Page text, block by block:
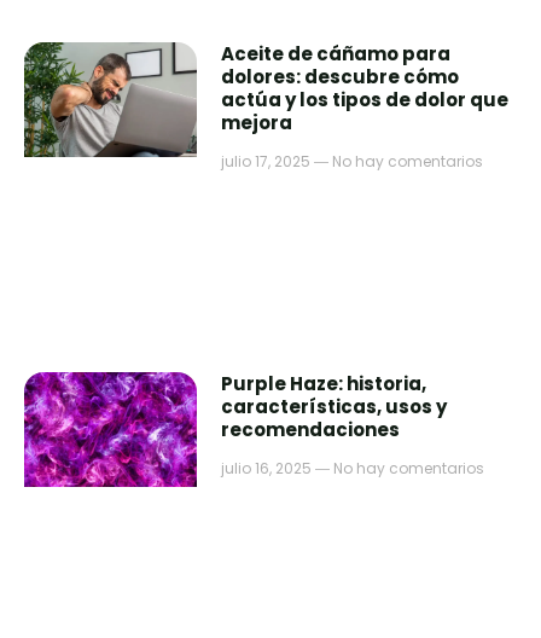
Aceite de cáñamo para
dolores: descubre cómo
actúa y los tipos de dolor que
mejora
julio 17, 2025 No hay comentarios
Purple Haze: historia,
características, usos y
recomendaciones
julio 16, 2025 No hay comentarios